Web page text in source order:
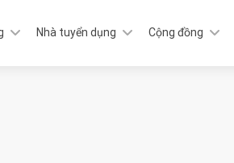
Nhà tuyển dụng Cộng đồng